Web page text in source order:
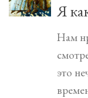
Я
Нам
это